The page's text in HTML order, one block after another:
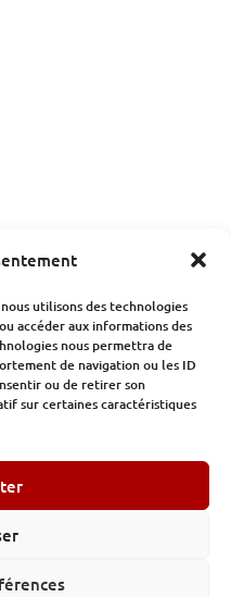
utilisons des technologies
accéder aux informations des
nous permettra de
de navigation ou les ID
ou de retirer son
sur certaines caractéristiques
Promoteurs 32/34 avenue
de confidentialité